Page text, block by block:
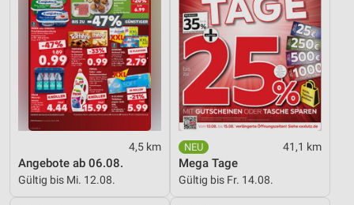
4,5 km
Angebote ab 06.08.
Gültig bis Mi. 12.08.
41,1 km
Mega Tage
Gültig bis Fr. 14.08.
Geräte anhand von aktiv angeforderten
Informationen identifizieren
Nicht-IAB-Verarbeitungszwecke:
Notwendig
Performance
Werbung